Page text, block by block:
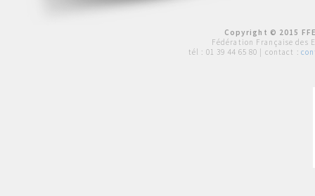
Copyright © 2015
Fédération Française des
tél : 01 39 44 65 80 | contact :